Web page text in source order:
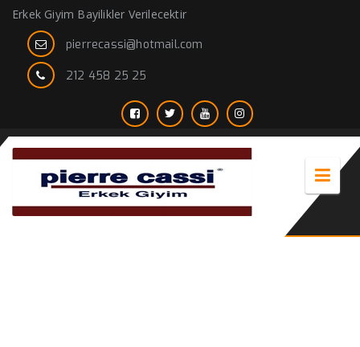
Erkek Giyim Bayilikler Verilecektir
pierrecassi@hotmail.com
212 458 25 25